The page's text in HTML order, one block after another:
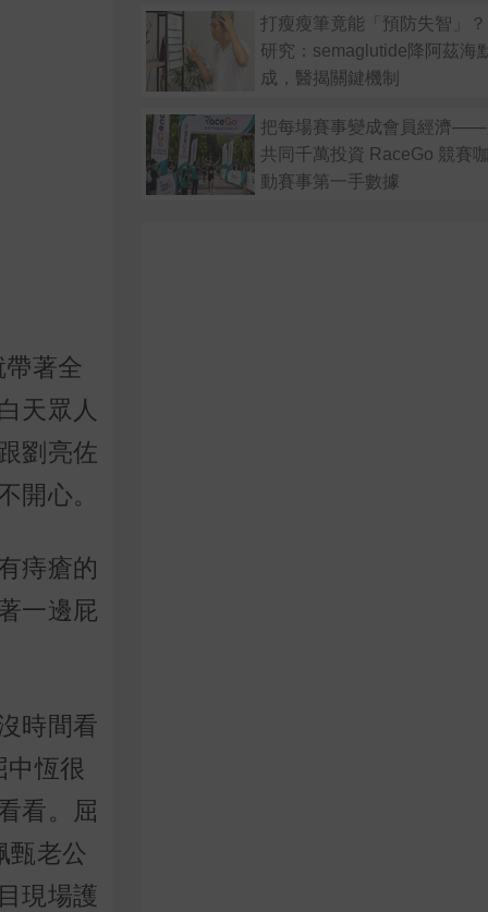
著全
天眾人
劉亮佐
開心。
痔瘡的
一邊屁
時間看
恆很
看。屈
甄老公
現場護
打瘦瘦筆竟能「預防失智」
研究：semaglutide降阿茲海
成，醫揭關鍵機制
把每場賽事變成會員經濟——
共同千萬投資 RaceGo 競賽
動賽事第一手數據